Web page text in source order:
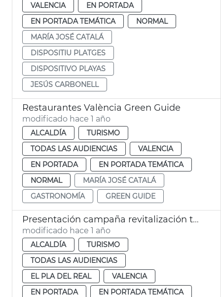
VALENCIA
EN PORTADA
EN PORTADA TEMÁTICA
NORMAL
MARÍA JOSÉ CATALÁ
DISPOSITIU PLATGES
DISPOSITIVO PLAYAS
JESÚS CARBONELL
Restaurantes València Green Guide
modificado hace 1 año
ALCALDÍA
TURISMO
TODAS LAS AUDIENCIAS
VALENCIA
EN PORTADA
EN PORTADA TEMÁTICA
NORMAL
MARÍA JOSÉ CATALÁ
GASTRONOMÍA
GREEN GUIDE
Presentación campaña revitalización turística
modificado hace 1 año
ALCALDÍA
TURISMO
TODAS LAS AUDIENCIAS
EL PLA DEL REAL
VALENCIA
EN PORTADA
EN PORTADA TEMÁTICA